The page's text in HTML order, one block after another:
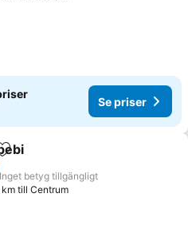
Se priser
Lägg till i Mina Favoriter
Inget betyg tillgängligt
km till Centrum